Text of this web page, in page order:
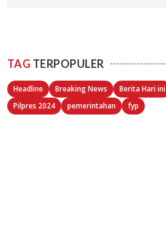
TAG TERPOPULER
Headline Breaking News Berita Hari ini
Pilpres 2024
pemerintahan fyp